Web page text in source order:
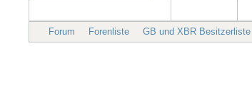
Forum Forenliste GB und XBR Besitzerliste